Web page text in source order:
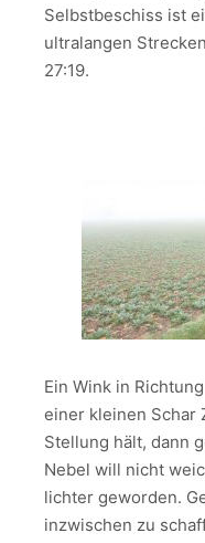
Selbstbeschiss ist
ultralangen
27:19.
Ein Wink in
einer kleinen Schar
Stellung hält, dann
Nebel will nicht
lichter geworden.
inzwischen zu